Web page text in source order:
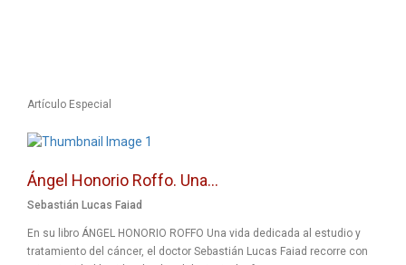
Artículo Especial
Ángel Honorio Roffo. Una...
Sebastián Lucas Faiad
En su libro ÁNGEL HONORIO ROFFO Una vida dedicada al estudio y
tratamiento del cáncer, el doctor Sebastián Lucas Faiad recorre con